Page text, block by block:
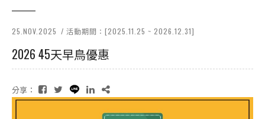
25.NOV.2025 / 活動期間：[2025.11.25 ~ 2026.12.31]
2026 45天早鳥優惠
分享：